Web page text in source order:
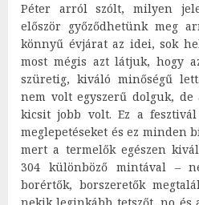
Péter arról szólt, milyen
először győződhetünk meg
könnyű évjárat az idei, sok
most mégis azt látjuk, hogy
szüretig, kiváló minőségű
nem volt egyszerű dolguk, de
kicsit jobb volt. Ez a
meglepetéseket és ez minden
mert a termelők egészen
304 különböző mintával –
borértők, borszeretők